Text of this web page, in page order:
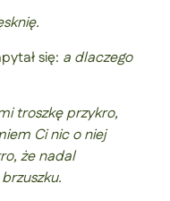
się: a dlaczego
troszkę przykro,
Ci nic o niej
że nadal